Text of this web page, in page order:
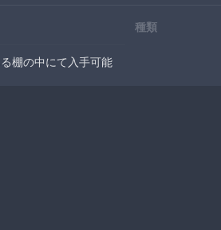
種類
棚の中にて入手可能